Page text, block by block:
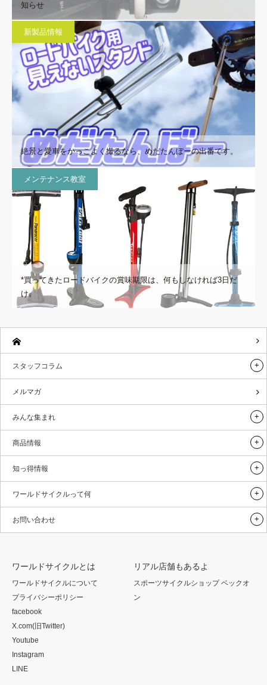
知らせ
新製品情報
絶景と愛車をかっこよく撮るなら、めだたんぼーの出番です。
メンテナンス教室
*買ってきたロードバイクの賞味期限は、何もしなければ3日だ
け。
スタッフコラム
メルマガ
みんな集まれ
商品情報
知っ得情報
ワールドサイクルって何
お問い合わせ
ワールドサイクルとは
ワールドサイクルについて
プライバシーポリシー
facebook
X.com(旧Twitter)
Youtube
Instagram
LINE
リアル店舗もあるよ
スポーツサイクルショップ ベックオ
ン